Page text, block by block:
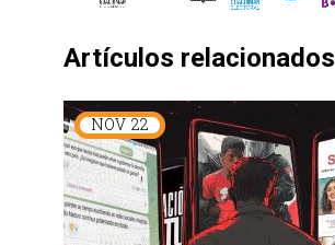
Artículos relacionados
NOV 22